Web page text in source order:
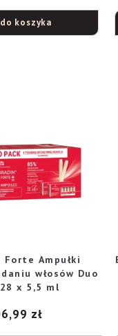
koszyka
Forte Ampułki
włosów Duo
x 5,5 ml
zł